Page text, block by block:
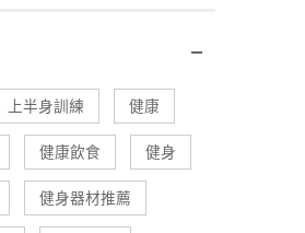
上半身訓練 健康
健康飲食 健身
健身器材推薦